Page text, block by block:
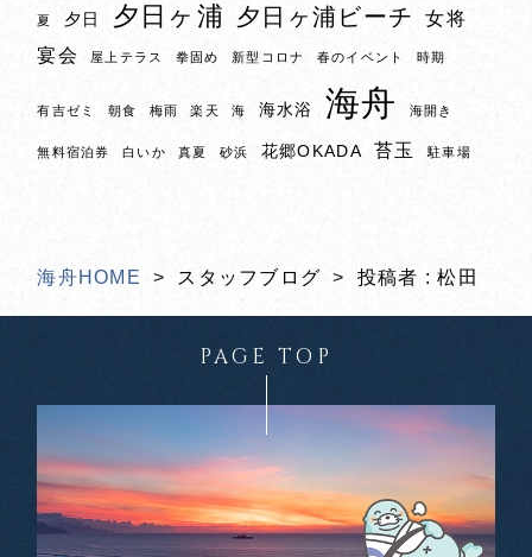
夏 夕日 夕日ヶ浦 夕日ヶ浦ビーチ
女将
宴会
屋上テラス 拳固め 新型コロナ 春のイベント 時期
有吉ゼミ 朝食 梅雨 楽天 海 海水浴 海舟 海開き
無料宿泊券 白いか 真夏 砂浜 花郷OKADA 苔玉 駐車場
海舟HOME スタッフブログ 投稿者 : 松田
PAGE TOP